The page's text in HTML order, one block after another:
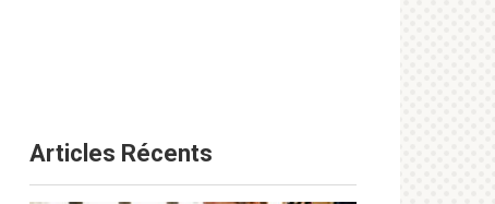
Articles Récents